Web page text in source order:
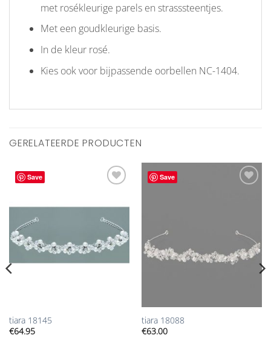
met rosékleurige parels en strasssteentjes.
Met een goudkleurige basis.
In de kleur rosé.
Kies ook voor bijpassende oorbellen NC-1404.
GERELATEERDE PRODUCTEN
Save
toevoegen
tiara 18145
€64.95
Save
tiara 18088
€63.00